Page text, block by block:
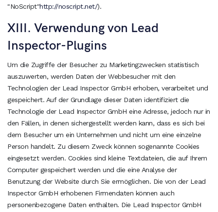
"NoScript"http://noscript.net/).
XIII. Verwendung von Lead
Inspector-Plugins
Um die Zugriffe der Besucher zu Marketingzwecken statistisch
auszuwerten, werden Daten der Webbesucher mit den
Technologien der Lead Inspector GmbH erhoben, verarbeitet und
gespeichert. Auf der Grundlage dieser Daten identifiziert die
Technologie der Lead Inspector GmbH eine Adresse, jedoch nur in
den Fällen, in denen sichergestellt werden kann, dass es sich bei
dem Besucher um ein Unternehmen und nicht um eine einzelne
Person handelt. Zu diesem Zweck können sogenannte Cookies
eingesetzt werden. Cookies sind kleine Textdateien, die auf Ihrem
Computer gespeichert werden und die eine Analyse der
Benutzung der Website durch Sie ermöglichen. Die von der Lead
Inspector GmbH erhobenen Firmendaten können auch
personenbezogene Daten enthalten. Die Lead Inspector GmbH